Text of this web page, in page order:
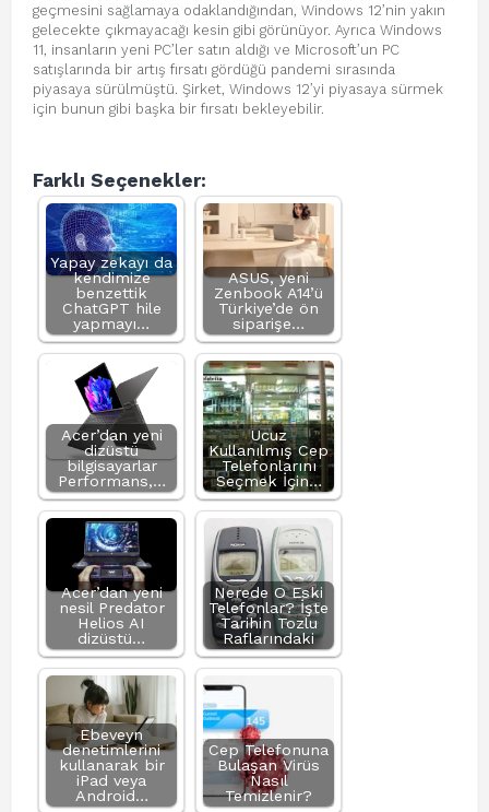
geçmesini sağlamaya odaklandığından, Windows 12’nin yakın
gelecekte çıkmayacağı kesin gibi görünüyor. Ayrıca Windows
11, insanların yeni PC’ler satın aldığı ve Microsoft’un PC
satışlarında bir artış fırsatı gördüğü pandemi sırasında
piyasaya sürülmüştü. Şirket, Windows 12’yi piyasaya sürmek
için bunun gibi başka bir fırsatı bekleyebilir.
Farklı Seçenekler:
Yapay zekayı da
kendimize
benzettik
ChatGPT hile
yapmayı…
ASUS, yeni
Zenbook A14’ü
Türkiye’de ön
siparişe…
Acer’dan yeni
dizüstü
bilgisayarlar
Performans,…
Ucuz
Kullanılmış Cep
Telefonlarını
Seçmek İçin…
Acer’dan yeni
nesil Predator
Helios AI
dizüstü…
Nerede O Eski
Telefonlar? İşte
Tarihin Tozlu
Raflarındaki
Ebeveyn
denetimlerini
kullanarak bir
iPad veya
Android…
Cep Telefonuna
Bulaşan Virüs
Nasıl
Temizlenir?